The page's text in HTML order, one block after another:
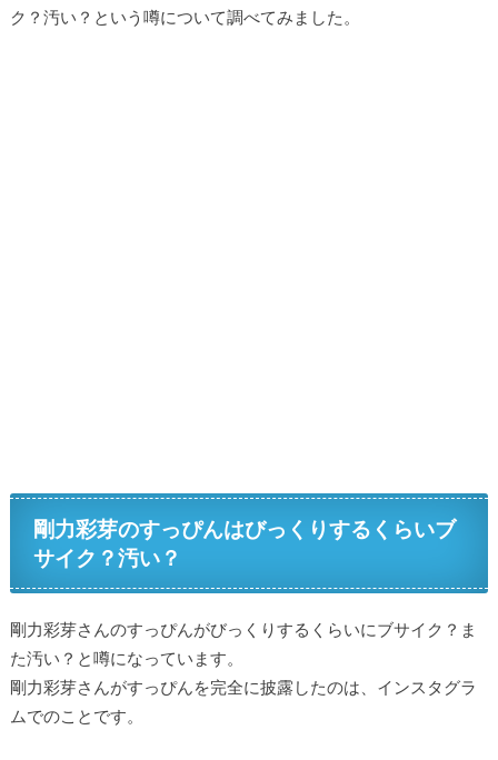
ク？汚い？という噂について調べてみました。
剛力彩芽のすっぴんはびっくりするくらいブ
サイク？汚い？
剛力彩芽さんのすっぴんがびっくりするくらいにブサイク？ま
た汚い？と噂になっています。
剛力彩芽さんがすっぴんを完全に披露したのは、インスタグラ
ムでのことです。